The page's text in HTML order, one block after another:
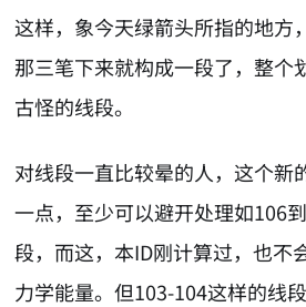
这样，象今天绿箭头所指的地方
那三笔下来就构成一段了，整个
古怪的线段。
对线段一直比较晕的人，这个新
一点，至少可以避开处理如106
段，而这，本ID刚计算过，也不
力学能量。但103-104这样的线